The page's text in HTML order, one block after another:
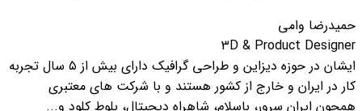
حمیدرضا وامی
3D & Product Designer
ایشان در حوزه دیزاین و طراحی گرافیک دارای بیش از ۵ سال تجربه
کار در ایران و خارج از کشور هستند و با شرکت های معتبری
همچون ایران سرور، باسلام، شاهراه دیجیتال، بلوط کلود و...